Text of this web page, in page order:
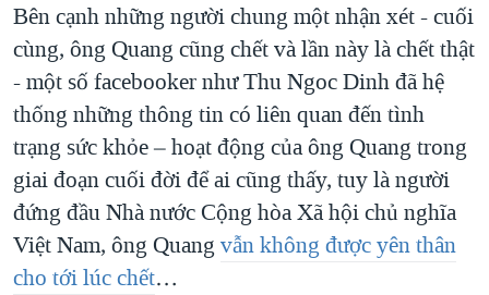
Bên cạnh những người chung một nhận xét - cuối
cùng, ông Quang cũng chết và lần này là chết thật
- một số facebooker như Thu Ngoc Dinh đã hệ
thống những thông tin có liên quan đến tình
trạng sức khỏe – hoạt động của ông Quang trong
giai đoạn cuối đời để ai cũng thấy, tuy là người
đứng đầu Nhà nước Cộng hòa Xã hội chủ nghĩa
Việt Nam, ông Quang vẫn không được yên thân
cho tới lúc chết…